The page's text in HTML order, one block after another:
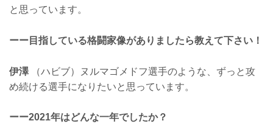
と思っています。
ーー目指している格闘家像がありましたら教えて下さい！
伊澤（ハビブ）ヌルマゴメドフ選手のような、ずっと攻
め続ける選手になりたいと思っています。
ーー2021年はどんな一年でしたか？